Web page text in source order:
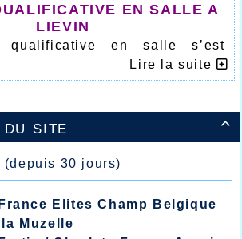

du site
(depuis 30 jours)
Elites Champ Belgique
Muzelle
EN SALLE A
LIEVIN
qualificative en salle s’est
21 janvier à Liévin au
régional et il fallait remarquer
Justin Jude sur la même
belle course également
Neves en 7.38 alors que
réalisait sur la même
également 5m25 au saut en
De Castro 7.73 sur 60m et
Quentin Soldera 7.91 au
longueur, Clément Laruelle
performances également
Lire la suite